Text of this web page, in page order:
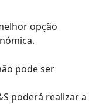
opção
pode ser
poderá realizar a